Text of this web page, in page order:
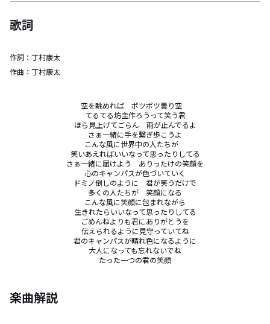
歌詞
作詞： 丁村康太
作曲： 丁村康太
空を眺めれば　ポツポツ曇り空
てるてる坊主作ろうって笑う君
ほら見上げてごらん　雨が止んでるよ
さぁ一緒に手を繋ぎ歩こうよ
こんな風に世界中の人たちが
笑いあえればいいなって思ったりしてる
さぁ一緒に届けよう　ありったけの笑顔を
心のキャンパスが色づいていく
ドミノ倒しのように　君が笑うだけで
多くの人たちが　笑顔になる
こんな風に笑顔に包まれながら
生きれたらいいなって思ったりしてる
ごめんねよりも君にありがとうを
伝えられるように見守っていてね
君のキャンパスが晴れ色になるように
大人になっても忘れないでね
たった一つの君の笑顔
楽曲解説